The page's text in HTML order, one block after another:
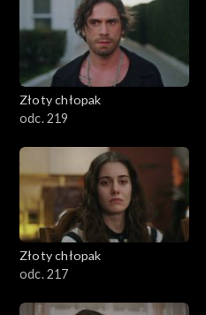
Złoty chłopak
odc. 219
Złoty chłopak
odc. 217